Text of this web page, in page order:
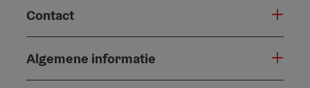
Contact
Algemene informatie